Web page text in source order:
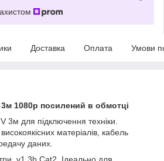
Доставка Оплата Умови
1080p посилений в обмотці
для підключення техніки.
матеріалів, кабель
даних.
v1.3b Cat2. Ідеально для